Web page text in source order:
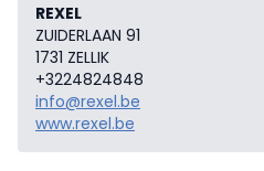
REXEL
ZUIDERLAAN 91
1731 ZELLIK
+3224824848
info@rexel.be
www.rexel.be